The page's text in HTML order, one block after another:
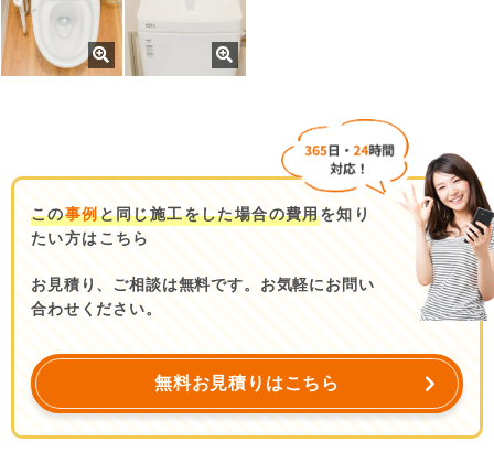
この事例と同じ施工をした場合の費用を知り
たい方はこちら
お見積り、ご相談は無料です。お気軽にお問い
合わせください。
無料お見積りはこちら